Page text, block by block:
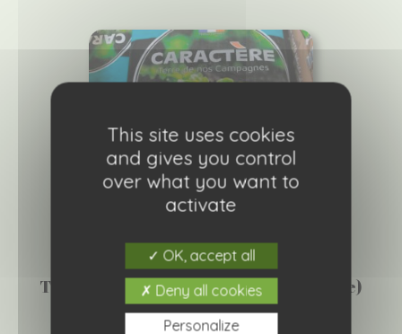
Terre de nos campagne (terre végétale)
UAB
This site uses cookies
and gives you control
over what you want to
activate
OK, accept all
Deny all cookies
Personalize